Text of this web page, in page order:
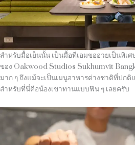
สำหรับมื้อเย็นนั้น เป็นมื้อที่เอมขออวยเป็นพิเศ
ของ Oakwood Studios Sukhumvit
มาก ๆ ถึงแม้จะเป็นเมนูอาหารต่างชาติที่ปก
สำหรับที่นี่คือน้องเขาทานแบบฟิน ๆ เลยครับ